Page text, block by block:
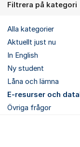
Filtrera på kategori
Alla kategorier
Aktuellt just nu
In English
Ny student
Låna och lämna
E-resurser och
Övriga frågor